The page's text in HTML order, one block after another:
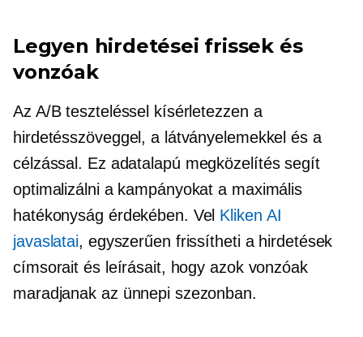
Legyen hirdetései frissek és
vonzóak
Az A/B teszteléssel kísérletezzen a
hirdetésszöveggel, a látványelemekkel és a
célzással. Ez adatalapú megközelítés segít
optimalizálni a kampányokat a maximális
hatékonyság érdekében. Vel Kliken AI
javaslatai, egyszerűen frissítheti a hirdetések
címsorait és leírásait, hogy azok vonzóak
maradjanak az ünnepi szezonban.